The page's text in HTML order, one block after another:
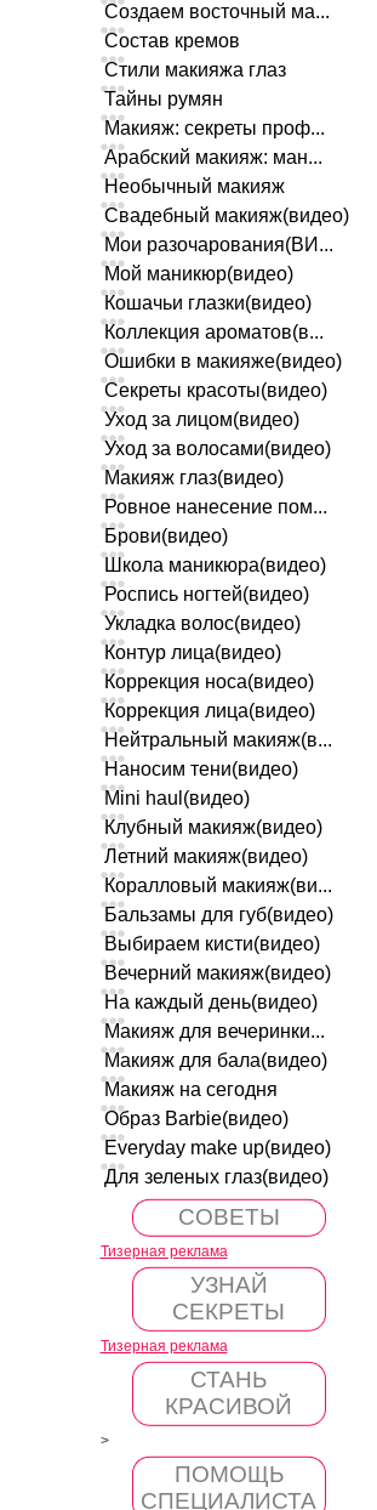
Создаем восточный ма...
Состав кремов
Стили макияжа глаз
Тайны румян
Макияж: секреты проф...
Арабский макияж: ман...
Необычный макияж
Свадебный макияж(видео)
Мои разочарования(ВИ...
Мой маникюр(видео)
Кошачьи глазки(видео)
Коллекция ароматов(в...
Ошибки в макияже(видео)
Секреты красоты(видео)
Уход за лицом(видео)
Уход за волосами(видео)
Макияж глаз(видео)
Ровное нанесение пом...
Брови(видео)
Школа маникюра(видео)
Роспись ногтей(видео)
Укладка волос(видео)
Контур лица(видео)
Коррекция носа(видео)
Коррекция лица(видео)
Нейтральный макияж(в...
Наносим тени(видео)
Mini haul(видео)
Клубный макияж(видео)
Летний макияж(видео)
Коралловый макияж(ви...
Бальзамы для губ(видео)
Выбираем кисти(видео)
Вечерний макияж(видео)
На каждый день(видео)
Макияж для вечеринки...
Макияж для бала(видео)
Макияж на сегодня
Образ Barbie(видео)
Everyday make up(видео)
Для зеленых глаз(видео)
СОВЕТЫ
Тизерная реклама
УЗНАЙ
СЕКРЕТЫ
Тизерная реклама
СТАНЬ
КРАСИВОЙ
>
ПОМОЩЬ
СПЕЦИАЛИСТА